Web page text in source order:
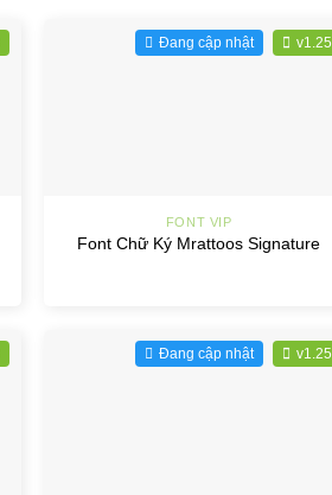
Đang cập nhật v1.25
FONT VIP
Font Chữ Ký Mrattoos Signature
Đang cập nhật v1.25